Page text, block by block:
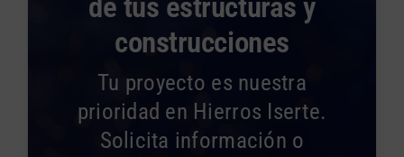
construcciones
Tu proyecto es nuestra
prioridad en Hierros Iserte.
Solicita información o